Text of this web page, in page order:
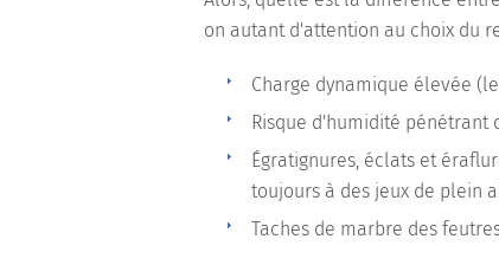
on autant d'attention au choix du
Charge dynamique élevée
Risque d'humidité pénétrant
Égratignures, éclats et
toujours à des jeux de plein
Taches de marbre des